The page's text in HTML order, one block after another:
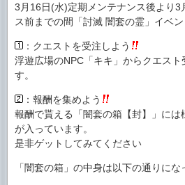
3月16日(水)定期メンテナンス後より3
ス前までの間「討滅 闇套の霊」イベン
：クエストを受注しよう
浮遊広場のNPC「キキ」からクエスト
す。
：報酬を集めよう
報酬で貰える「闇套の箱【封】」に
が入っています。
是非ゲットしてみてください
「闇套の箱」の中身は以下の通りにな